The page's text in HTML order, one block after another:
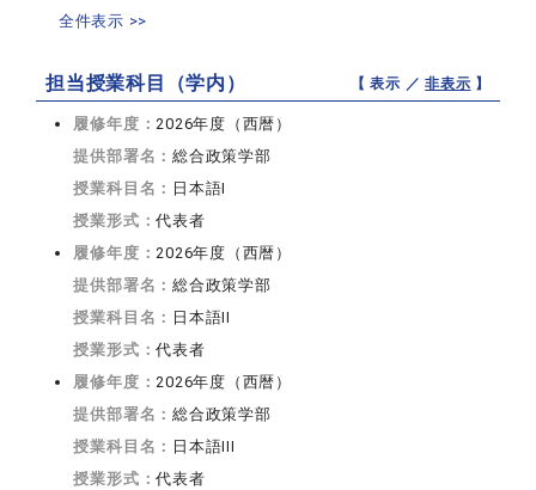
全件表示 >>
担当授業科目（学内） 【 表示 ／非表示 】
履修年度：2026年度（西暦）
提供部署名：総合政策学部
授業科目名： 日本語I
授業形式：代表者
履修年度：2026年度（西暦）
提供部署名：総合政策学部
授業科目名： 日本語II
授業形式：代表者
履修年度：2026年度（西暦）
提供部署名：総合政策学部
授業科目名： 日本語III
授業形式：代表者